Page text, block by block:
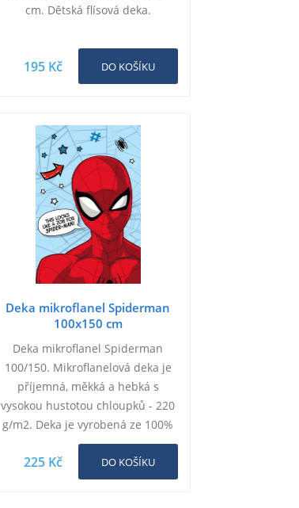
cm. Dětská flísová deka.
195 Kč DO KOŠÍKU
Deka mikroflanel Spiderman
100x150 cm
Deka mikroflanel Spiderman
100/150. Mikroflanelová deka je
příjemná, měkká a hebká s
vysokou hustotou chloupků - 220
g/m2. Deka je vyrobená ze 100%
Polyesteru, je obšitá ze všech
stran, aby se…
225 Kč DO KOŠÍKU